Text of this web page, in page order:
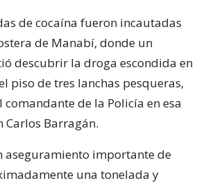
de cocaína fueron incautadas
de Manabí, donde un
descubrir la droga escondida en
piso de tres lanchas pesqueras,
comandante de la Policía en esa
Carlos Barragán.
aseguramiento importante de
una tonelada y